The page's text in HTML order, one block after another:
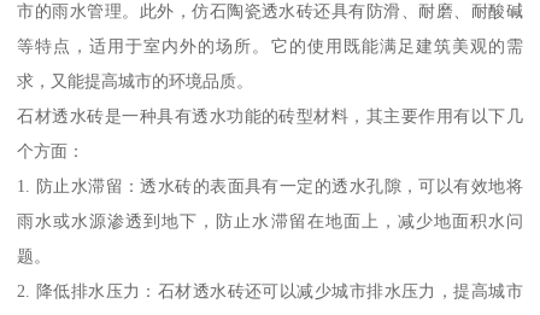
市的雨水管理。此外，仿石陶瓷透水砖还具有防滑、耐磨、耐酸碱
等特点，适用于室内外的场所。它的使用既能满足建筑美观的需
求，又能提高城市的环境品质。
石材透水砖是一种具有透水功能的砖型材料，其主要作用有以下几
个方面：
1. 防止水滞留：透水砖的表面具有一定的透水孔隙，可以有效地将
雨水或水源渗透到地下，防止水滞留在地面上，减少地面积水问
题。
2. 降低排水压力：石材透水砖还可以减少城市排水压力，提高城市